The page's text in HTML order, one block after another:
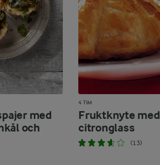
med
och
4 TIM
Fruktknyte med
citronglass
(13)